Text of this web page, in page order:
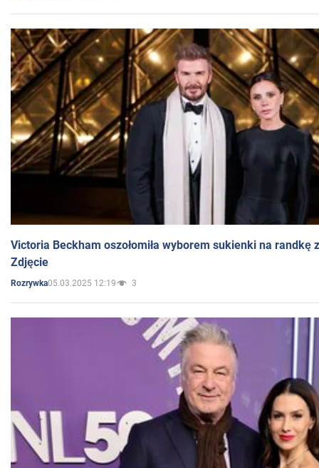
Victoria Beckham oszołomiła wyborem sukienki na randkę
Zdjęcie
Rozrywka05.03.2025 12:19 3